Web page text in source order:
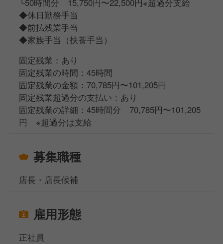
└50時間分 15,750円〜22,500円※超過分支給
◆休日勤務手当
◆前払残業手当
◆家族手当（扶養手当）
固定残業：あり
固定残業の時間：45時間
固定残業の金額：70,785円〜101,205円
固定残業超過分の支払い：あり
固定残業の詳細：45時間分 70,785円〜101,205
円 ※超過分は支給
募集職種
店長・店長候補
雇用形態
正社員